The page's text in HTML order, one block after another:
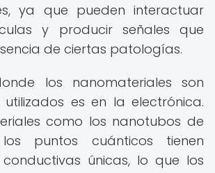
ya que pueden interactuar
y producir señales que
de ciertas patologías.
los nanomateriales son
es en la electrónica.
como los nanotubos de
puntos cuánticos tienen
únicas, lo que los